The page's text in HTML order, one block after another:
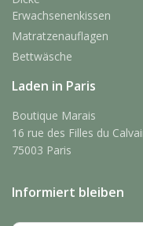
Erwachsenenkissen
Matratzenauflagen
Bettwäsche
Laden in Paris
Boutique Marais
16 rue des Filles du
75003 Paris
Informiert bleiben